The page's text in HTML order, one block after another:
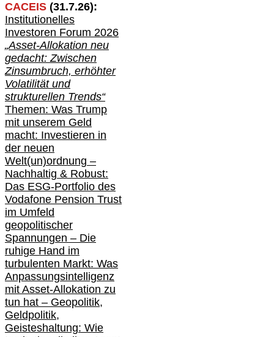
CACEIS (31.7.26):
Institutionelles
Investoren Forum 2026
„Asset-Allokation neu
gedacht: Zwischen
Zinsumbruch, erhöhter
Volatilität und
strukturellen Trends“
Themen: Was Trump
mit unserem Geld
macht: Investieren in
der neuen
Welt(un)ordnung –
Nachhaltig & Robust:
Das ESG-Portfolio des
Vodafone Pension Trust
im Umfeld
geopolitischer
Spannungen – Die
ruhige Hand im
turbulenten Markt: Was
Anpassungsintelligenz
mit Asset-Allokation zu
tun hat – Geopolitik,
Geldpolitik,
Geisteshaltung: Wie